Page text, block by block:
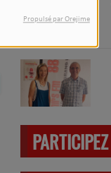
Propulsé par Orejime
PARTICIPEZ